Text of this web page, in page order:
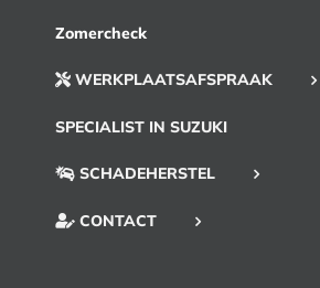
Zomercheck
WERKPLAATSAFSPRAAK
SPECIALIST IN SUZUKI
SCHADEHERSTEL
CONTACT